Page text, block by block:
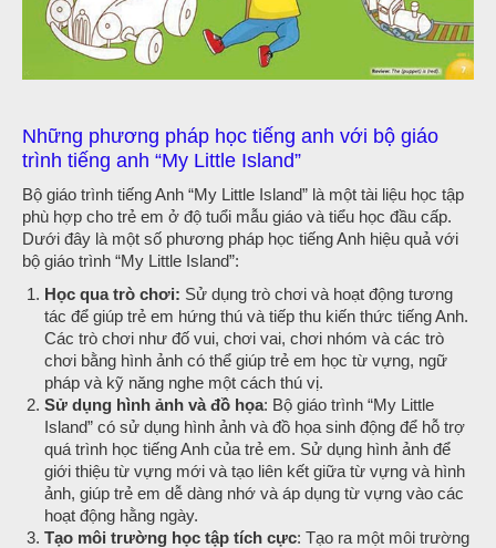
Những phương pháp học tiếng anh với bộ giáo
trình tiếng anh “My Little Island”
Bộ giáo trình tiếng Anh “My Little Island” là một tài liệu học tập
phù hợp cho trẻ em ở độ tuổi mẫu giáo và tiểu học đầu cấp.
Dưới đây là một số phương pháp học tiếng Anh hiệu quả với
bộ giáo trình “My Little Island”:
Học qua trò chơi: Sử dụng trò chơi và hoạt động tương
tác để giúp trẻ em hứng thú và tiếp thu kiến thức tiếng Anh.
Các trò chơi như đố vui, chơi vai, chơi nhóm và các trò
chơi bằng hình ảnh có thể giúp trẻ em học từ vựng, ngữ
pháp và kỹ năng nghe một cách thú vị.
Sử dụng hình ảnh và đồ họa: Bộ giáo trình “My Little
Island” có sử dụng hình ảnh và đồ họa sinh động để hỗ trợ
quá trình học tiếng Anh của trẻ em. Sử dụng hình ảnh để
giới thiệu từ vựng mới và tạo liên kết giữa từ vựng và hình
ảnh, giúp trẻ em dễ dàng nhớ và áp dụng từ vựng vào các
hoạt động hằng ngày.
Tạo môi trường học tập tích cực: Tạo ra một môi trường